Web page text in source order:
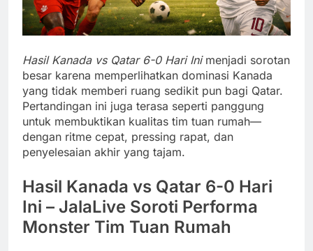
Hasil Kanada vs Qatar 6-0 Hari Inimenjadi sorotan
besar karena memperlihatkan dominasi Kanada
yang tidak memberi ruang sedikit pun bagi Qatar.
Pertandingan ini juga terasa seperti panggung
untuk membuktikan kualitas tim tuan rumah—
dengan ritme cepat, pressing rapat, dan
penyelesaian akhir yang tajam.
Hasil Kanada vs Qatar 6-0 Hari
Ini – JalaLive Soroti Performa
Monster Tim Tuan Rumah